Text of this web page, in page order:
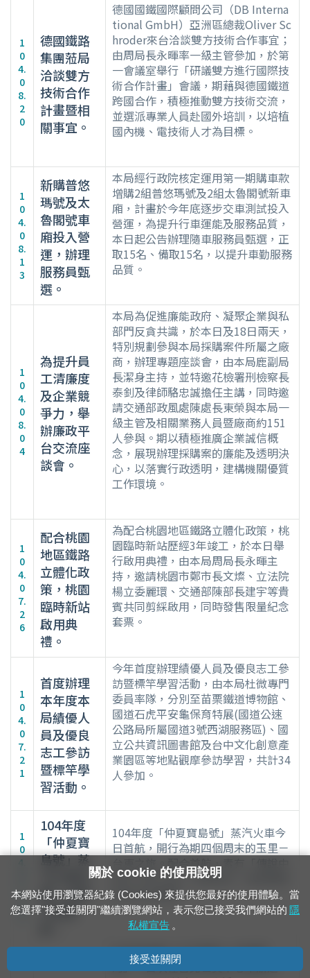
1
0
4.
0
8.
2
0
德國鐵路
集團蒞局
洽談雙方
技術合作
計畫暨相
關事宜。
德國國鐵國際顧問公司（DB Interna
tional GmbH）亞洲區總裁Oliver Sc
hroder來台洽談雙方技術合作事宜；
由周局長永暉率一級主管參加，於第
一會議室舉行「研議雙方進行國際技
術合作計畫」會議，期藉與德國鐵道
跨國合作，積極推動雙方技術交流，
並選派專業人員赴國外培訓，以培植
國內機、電技術人才為目標。
1
0
4.
0
8.
1
3
新購普悠
瑪號及太
魯閣號車
廂投入營
運，辦理
服務員甄
選。
本局經行政院核定運用第一期購車款
增購2組普悠瑪號及2組太魯閣號新車
廂，計畫於今年底逐步交車測試投入
營運，為提升行車運能及服務品質，
本日起公告辦理隨車服務員甄選，正
取15名、備取15名，以提升車勤服務
品質。
1
0
4.
0
8.
0
4
為提升員
工清廉度
及企業競
爭力，舉
辦廉政平
台交流座
談會。
本局為促進廉能政府、凝聚企業與私
部門反貪共識，於本日及18日兩天，
特別規劃參與本局採購案件所屬之廠
商，辦理專題座談會，由本局鹿副局
長潔身主持，並特邀花檢署刑檢察長
泰釗及律師駱忠誠擔任主講，同時邀
請交通部政風處陳處長東榮與本局一
級主管及相關業務人員暨廠商約151
人參與。期以積極推廣企業誠信概
念，展現辦理採購案的廉能及透明決
心，以落實行政透明，建構機關優質
工作環境。
1
0
4.
0
7.
2
6
配合桃園
地區鐵路
立體化政
策，桃園
臨時新站
啟用典
禮。
為配合桃園地區鐵路立體化政策，桃
園臨時新站歷經3年竣工，於本日舉
行啟用典禮，由本局周局長永暉主
持，邀請桃園市鄭市長文燦、立法院
楊立委麗環、交通部陳部長建宇等貴
賓共同剪綵啟用，同時發售限量紀念
套票。
1
0
4.
0
7.
2
1
首度辦理
本年度本
局績優人
員及優良
志工參訪
暨標竿學
習活動。
今年首度辦理績優人員及優良志工參
訪暨標竿學習活動，由本局杜微專門
委員率隊，分別至苗栗鐵道博物館、
國道石虎平安龜保育特展(國道公速
公路局所屬國道3號西湖服務區)、國
立公共資訊圖書館及台中文化創意產
業園區等地點觀摩參訪學習，共計34
人參加。
1
0
7.
1
8
104年度
「仲夏寶
島號」蒸
汽火車玉
里－台東
之旅首
104年度「仲夏寶島號」蒸汽火車今
日首航，開行為期四個周末的玉里－
台東之旅。配合首航，素有「傳說中
到不了的小站」山里車站，首度開賣
紀念月台套票。
本局為推廣「生活鐵道，幸福臺
灣」，首次在台北世貿中心舉辦之
關於 cookie 的使用說明
本網站使用瀏覽器紀錄 (Cookies) 來提供您最好的使用體驗。當
您選擇"接受並關閉"繼續瀏覽網站，表示您已接受我們網站的 隱
私權宣告 。
接受並關閉